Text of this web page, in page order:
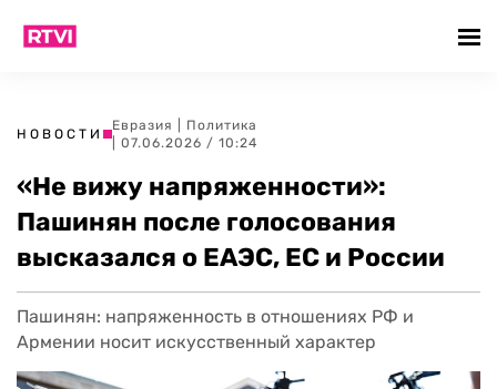
НОВОСТИ
Евразия
Политика
| 07.06.2026 / 10:24
«Не вижу напряженности»:
Пашинян после голосования
высказался о ЕАЭС, ЕС и России
Пашинян: напряженность в отношениях РФ и
Армении носит искусственный характер